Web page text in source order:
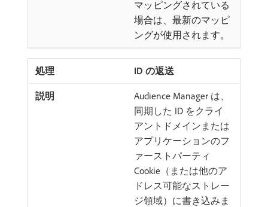
マッピングされている
場合は、最新のマッピ
ングが使用されます。
ID の返送
Audience Manager は、
同期した ID をクライ
アントドメインまたは
アプリケーションのフ
ァーストパーティ
Cookie（または他のア
ドレス可能なストレー
ジ領域）に書き込みま